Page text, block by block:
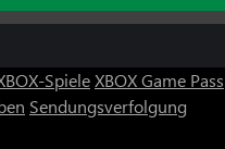
SpieleXBOX Game Pass
Sendungsverfolgung